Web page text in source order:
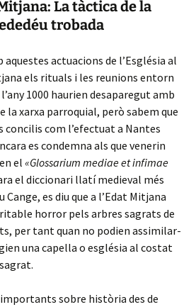
La tàctica de la
trobada
aquestes actuacions de l’Església al
els rituals i les reunions entorn
1000 haurien desaparegut amb
la xarxa parroquial, però sabem que
concilis com l’efectuat a Nantes
es condemna als que venerin
el «Glossarium mediae et infimae
el diccionari llatí medieval més
es diu que a l’Edat Mitjana
horror pels arbres sagrats de
per tant quan no podien assimilar-
una capella o església al costat
sobre història des de